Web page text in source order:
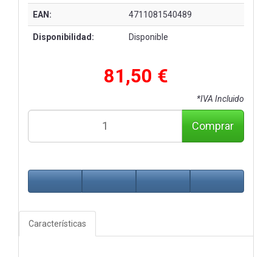
EAN: 4711081540489
Disponibilidad: Disponible
81,50 €
*IVA Incluido
Comprar
Características